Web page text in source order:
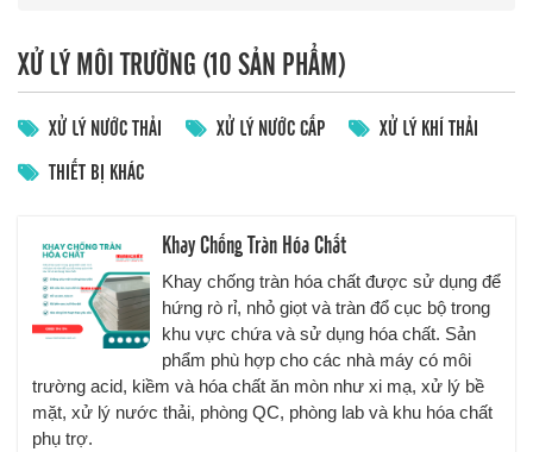
a
v
o
n
XỬ LÝ MÔI TRƯỜNG (10 SẢN PHẨM)
XỬ LÝ NƯỚC THẢI XỬ LÝ NƯỚC CẤP
XỬ LÝ KHÍ THẢI
THIẾT BỊ KHÁC
Khay Chống Tràn Hóa Chất
Khay chống tràn hóa chất được sử dụng để
hứng rò rỉ, nhỏ giọt và tràn đổ cục bộ trong
khu vực chứa và sử dụng hóa chất. Sản
phẩm phù hợp cho các nhà máy có môi
trường acid, kiềm và hóa chất ăn mòn như xi mạ, xử lý bề
mặt, xử lý nước thải, phòng QC, phòng lab và khu hóa chất
phụ trợ.